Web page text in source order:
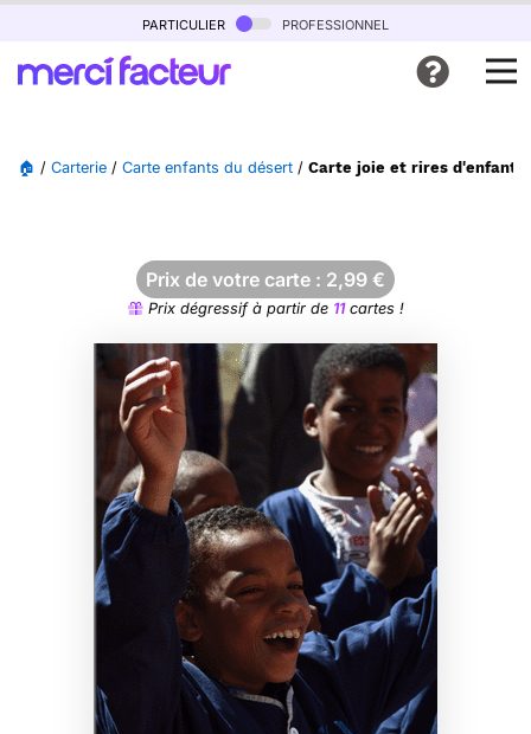
particulier professionnel
🏠 / Carterie / Carte enfants du désert / Carte joie et rires d'enfants
Prix de votre carte : 2,99 €
Prix dégressif à partir de 11cartes !